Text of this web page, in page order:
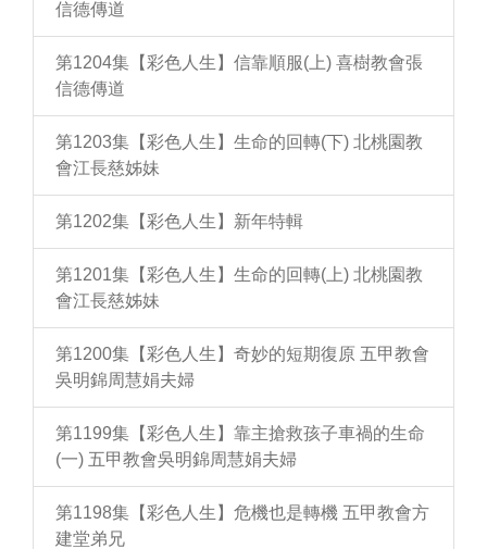
信德傳道
第1204集【彩色人生】信靠順服(上) 喜樹教會張
信德傳道
第1203集【彩色人生】生命的回轉(下) 北桃園教
會江長慈姊妹
第1202集【彩色人生】新年特輯
第1201集【彩色人生】生命的回轉(上) 北桃園教
會江長慈姊妹
第1200集【彩色人生】奇妙的短期復原 五甲教會
吳明錦周慧娟夫婦
第1199集【彩色人生】靠主搶救孩子車禍的生命
(一) 五甲教會吳明錦周慧娟夫婦
第1198集【彩色人生】危機也是轉機 五甲教會方
建堂弟兄